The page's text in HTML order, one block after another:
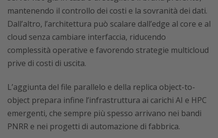
mantenendo il controllo dei costi e la sovranità dei dati.
Dall’altro, l’architettura può scalare dall’edge al core e al
cloud senza cambiare interfaccia, riducendo
complessità operative e favorendo strategie multicloud
prive di costi di uscita.
L’aggiunta del file parallelo e della replica object-to-
object prepara infine l’infrastruttura ai carichi AI e HPC
emergenti, che sempre più spesso arrivano nei bandi
PNRR e nei progetti di automazione di fabbrica.